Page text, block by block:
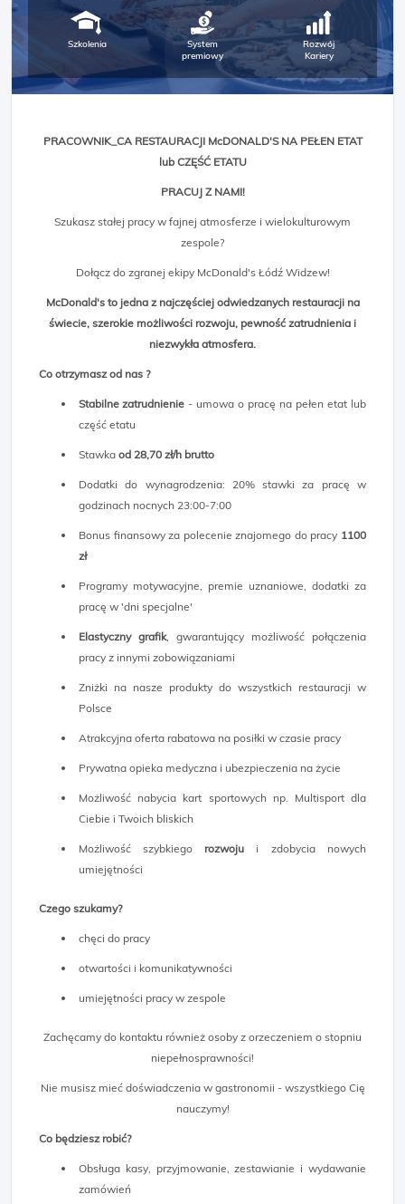
Szkolenia
System
premiowy
Rozwój
Kariery
PRACOWNIK_CA RESTAURACJI McDONALD'S NA PEŁEN ETAT
lub CZĘŚĆ ETATU
PRACUJ Z NAMI!
Szukasz stałej pracy w fajnej atmosferze i wielokulturowym
zespole?
Dołącz do zgranej ekipy McDonald's Łódź Widzew!
McDonald's to jedna z najczęściej odwiedzanych restauracji na
świecie, szerokie możliwości rozwoju, pewność zatrudnienia i
niezwykła atmosfera.
Co otrzymasz od nas ?
Stabilne zatrudnienie - umowa o pracę na pełen etat lub
część etatu
Stawka od 28,70 zł/h brutto
Dodatki do wynagrodzenia: 20% stawki za pracę w
godzinach nocnych 23:00-7:00
Bonus finansowy za polecenie znajomego do pracy 1100
zł
Programy motywacyjne, premie uznaniowe, dodatki za
pracę w 'dni specjalne'
Elastyczny grafik, gwarantujący możliwość połączenia
pracy z innymi zobowiązaniami
Zniżki na nasze produkty do wszystkich restauracji w
Polsce
Atrakcyjna oferta rabatowa na posiłki w czasie pracy
Prywatna opieka medyczna i ubezpieczenia na życie
Możliwość nabycia kart sportowych np. Multisport dla
Ciebie i Twoich bliskich
Możliwość szybkiego rozwoju i zdobycia nowych
umiejętności
Czego szukamy?
chęci do pracy
otwartości i komunikatywności
umiejętności pracy w zespole
Zachęcamy do kontaktu również osoby z orzeczeniem o stopniu
niepełnosprawności!
Nie musisz mieć doświadczenia w gastronomii - wszystkiego Cię
nauczymy!
Co będziesz robić?
Obsługa kasy, przyjmowanie, zestawianie i wydawanie
zamówień